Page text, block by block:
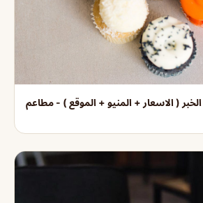
( الاسعار + المنيو + الموقع ) - مطاعم